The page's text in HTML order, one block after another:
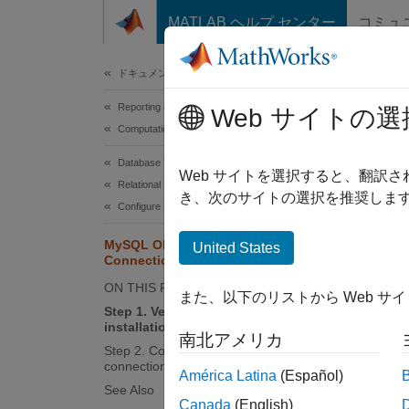
コンテンツへスキップ
MATLAB ヘルプ センター コミュ
ドキュメンテーションのホーム
Reporting and Database Access
Computational Finance
Database Toolbox
Relational Databases
Configure Environment
MySQL ODBC for Linux DSN-Less
Connection
ON THIS PAGE
Step 1. Verify the driver
installation.
Step 2. Connect using the DSN-less
connection string and command line.
See Also
This
The
the
Like
Web サイトの選
Web サイトを選択すると、翻訳
き、次のサイトの選択を推奨しま
United States
また、以下のリストから Web サ
南北アメリカ
América Latina (Español)
Canada (English)